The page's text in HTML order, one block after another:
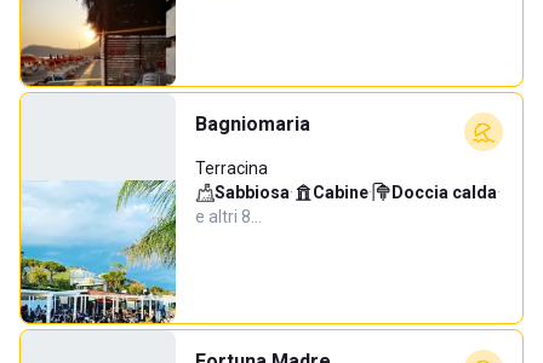
Bagniomaria
Terracina
Sabbiosa· Cabine· Doccia calda·
e altri 8…